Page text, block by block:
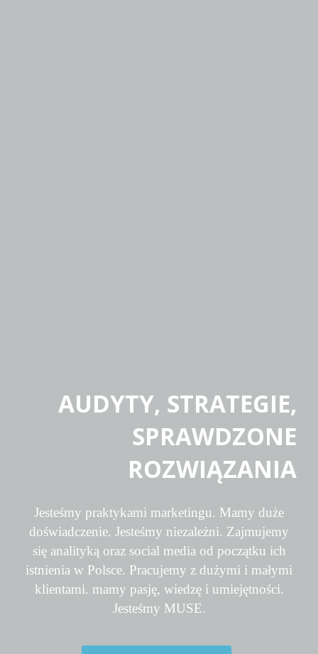
AUDYTY, STRATEGIE,
SPRAWDZONE
ROZWIĄZANIA
Jesteśmy praktykami marketingu. Mamy duże
doświadczenie. Jesteśmy niezależni. Zajmujemy
się analityką oraz social media od początku ich
istnienia w Polsce. Pracujemy z dużymi i małymi
klientami. mamy pasję, wiedzę i umiejętności.
Jesteśmy MUSE.